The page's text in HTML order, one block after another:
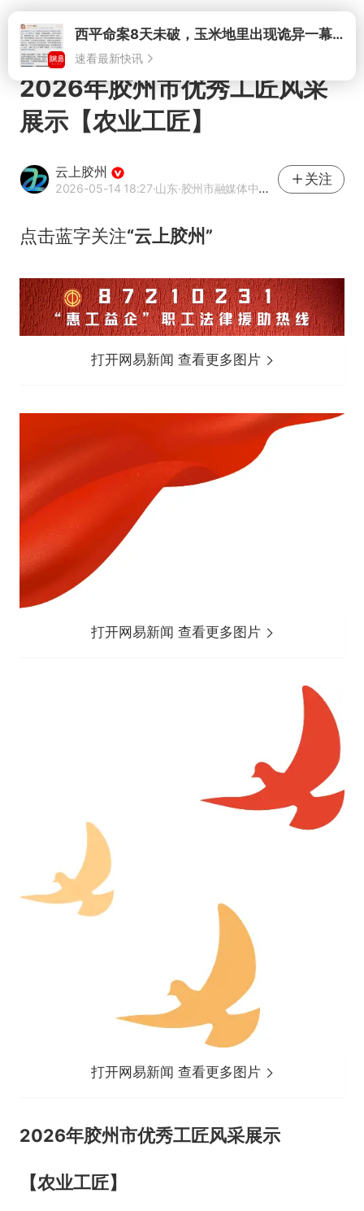
打开西平命案8天未破，玉米地里出现诡异一幕，我突然想起了欧金中
速看最新快讯
2026年胶州市优秀工匠风采
展示【农业工匠】
云上胶州
2026-05-14 18:27·山东·胶州市融媒体中心官方账号
关注
点击蓝字关注“云上胶州”
打开网易新闻 查看更多图片
打开网易新闻 查看更多图片
打开网易新闻 查看更多图片
2026年胶州市优秀工匠风采展示
【农业工匠】